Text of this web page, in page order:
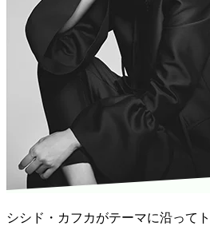
シシド・カフカがテーマに沿ってト